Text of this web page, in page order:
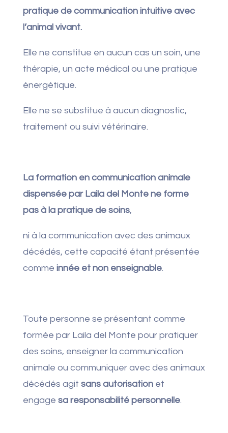
pratique de communication intuitive avec
l’animal vivant.
Elle ne constitue en aucun cas un soin, une
thérapie, un acte médical ou une pratique
énergétique.
Elle ne se substitue à aucun diagnostic,
traitement ou suivi vétérinaire.
La formation en communication animale
dispensée par Laila del Monte ne forme
pas à la pratique de soins,
ni à la communication avec des animaux
décédés, cette capacité étant présentée
comme innée et non enseignable.
Toute personne se présentant comme
formée par Laila del Monte pour pratiquer
des soins, enseigner la communication
animale ou communiquer avec des animaux
décédés agit sans autorisationet
engage sa responsabilité personnelle.